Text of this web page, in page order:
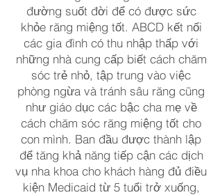
đường suốt đời để có được sức
khỏe răng miệng tốt. ABCD kết nối
các gia đình có thu nhập thấp với
những nhà cung cấp biết cách chăm
sóc trẻ nhỏ, tập trung vào việc
phòng ngừa và tránh sâu răng cũng
như giáo dục các bậc cha mẹ về
cách chăm sóc răng miệng tốt cho
con mình. Ban đầu được thành lập
để tăng khả năng tiếp cận các dịch
vụ nha khoa cho khách hàng đủ điều
kiện Medicaid từ 5 tuổi trở xuống,